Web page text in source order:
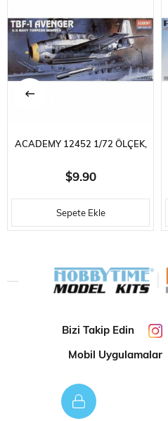
ACADEMY 12452 1/72 ÖLÇEK,
TBF-1 AVENGER SAVAŞ
UÇAĞI, PLASTIK MODEL KITI
$9.90
Sepete Ekle
Bizi Takip Edin
Mobil Uygulamalar